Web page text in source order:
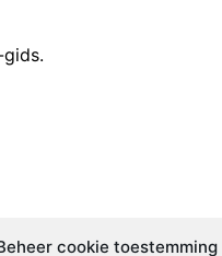
cookie toestemming